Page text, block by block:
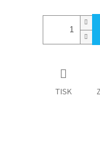
cena:
TISK